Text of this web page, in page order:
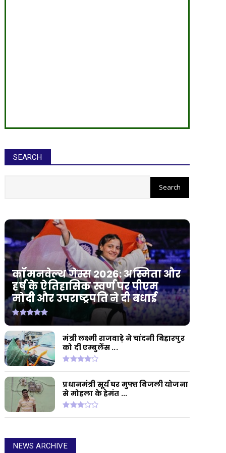
SEARCH
कॉमनवेल्थ गेम्स 2026: अस्मिता और
हर्ष के ऐतिहासिक स्वर्ण पर पीएम
मोदी और उपराष्ट्रपति ने दी बधाई
मंत्री लक्ष्मी राजवाड़े ने चांदनी बिहारपुर
को दी एम्बुलेंस ...
प्रधानमंत्री सूर्य घर मुफ्त बिजली योजना
से मोहला के हेमंत ...
NEWS ARCHIVE